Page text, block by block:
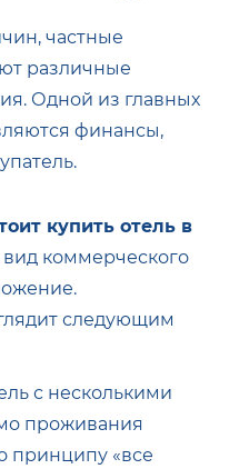
частные
различные
Одной из главных
финансы,
купить отель в
вид коммерческого
следующим
с несколькими
проживания
принципу «все